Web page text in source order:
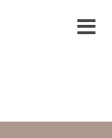
| Souvenir Custom